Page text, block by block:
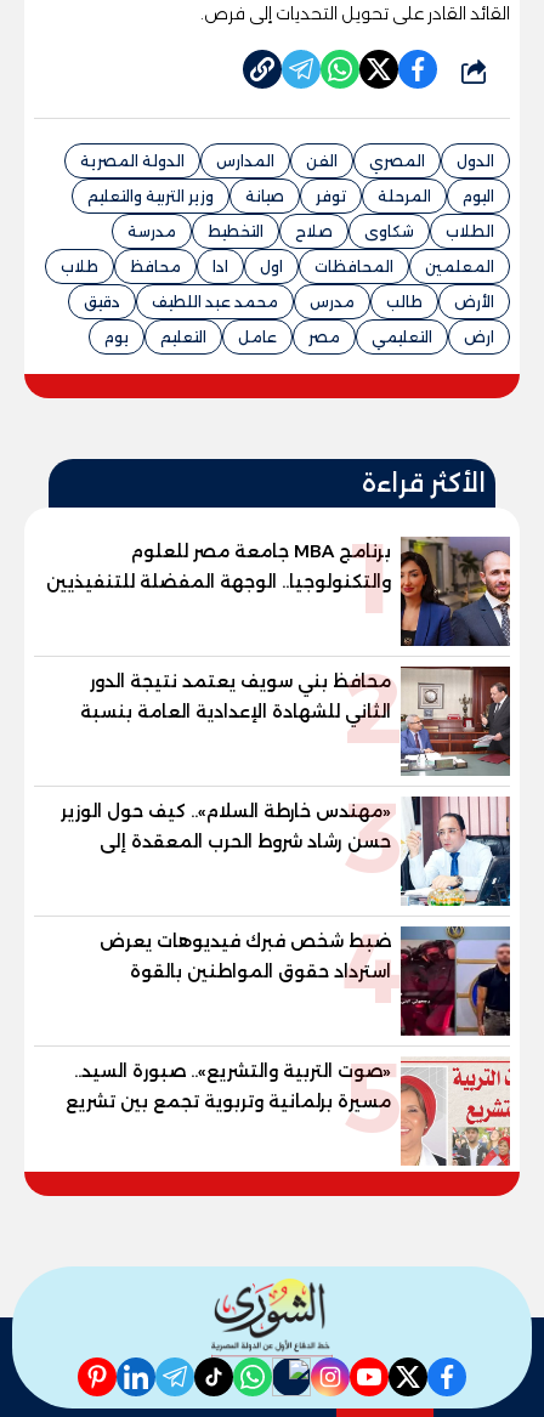
القائد القادر على تحويل التحديات إلى فرص.
شارك
الدول المصري الفن المدارس
الدولة المصرية
اليوم
المرحلة توفر صيانة
وزير التربية والتعليم
الطلاب
شكاوى صلاح التخطيط
مدرسة
المعلمين
المحافظات اول ادا محافظ
طلاب
الأرض
طالب مدرس محمد عبد اللطيف
دقيق
ارض
التعليمي مصر عامل التعليم يوم
الأكثر قراءة
1
برنامج MBA جامعة مصر للعلوم
والتكنولوجيا.. الوجهة المفضلة للتنفيذيين
وقيادات المؤسسات لصناعة قادة
2
محافظ بني سويف يعتمد نتيجة الدور
الثاني للشهادة الإعدادية العامة بنسبة
والنور للمكفوفين
3
«مهندس خارطة السلام».. كيف حول الوزير
حسن رشاد شروط الحرب المعقدة إلى
"خارطة طريق" للانسحاب والإعمار؟
4
ضبط شخص فبرك فيديوهات يعرض
استرداد حقوق المواطنين بالقوة
5
«صوت التربية والتشريع».. صبورة السيد..
مسيرة برلمانية وتربوية تجمع بين تشريع
القوانين وصناعة الأجيال لبناء الإنسان
facebook
twitter
youtube
instagram
nabd
whatsapp
tiktok
telegram
linkedin
pinterest